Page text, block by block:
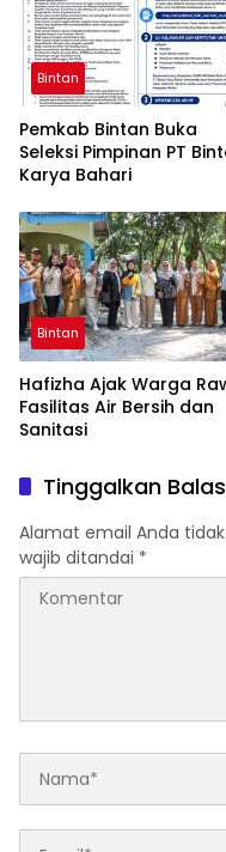
Bintan
Pemkab Bintan Buka
Seleksi Pimpinan PT
Karya Bahari
Bintan
Hafizha Ajak Warga
Fasilitas Air Bersih dan
Sanitasi
Tinggalkan
Alamat email Anda
wajib ditandai *